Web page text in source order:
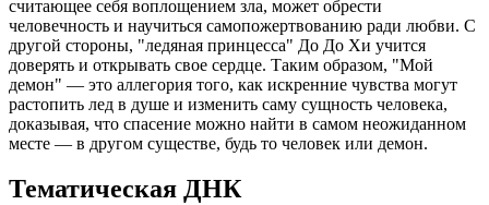
считающее себя воплощением зла, может обрести
человечность и научиться самопожертвованию ради любви. С
другой стороны, "ледяная принцесса" До До Хи учится
доверять и открывать свое сердце. Таким образом, "Мой
демон" — это аллегория того, как искренние чувства могут
растопить лед в душе и изменить саму сущность человека,
доказывая, что спасение можно найти в самом неожиданном
месте — в другом существе, будь то человек или демон.
Тематическая ДНК